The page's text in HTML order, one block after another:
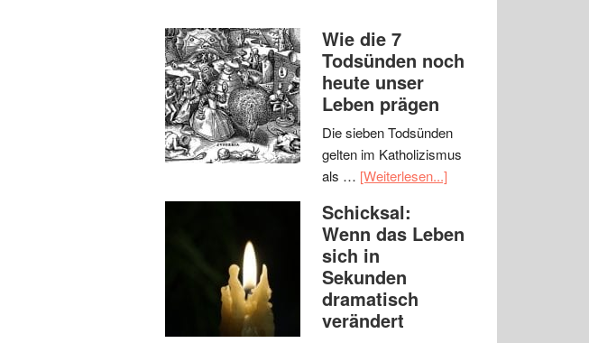
Wie die 7
Todsünden noch
heute unser
Leben prägen
Die sieben Todsünden
gelten im Katholizismus
als … [Weiterlesen...]
Schicksal:
Wenn das Leben
sich in
Sekunden
dramatisch
verändert